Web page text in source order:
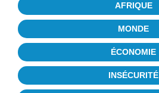
AFRIQUE
MONDE
ÉCONOMIE
INSÉCURITÉ